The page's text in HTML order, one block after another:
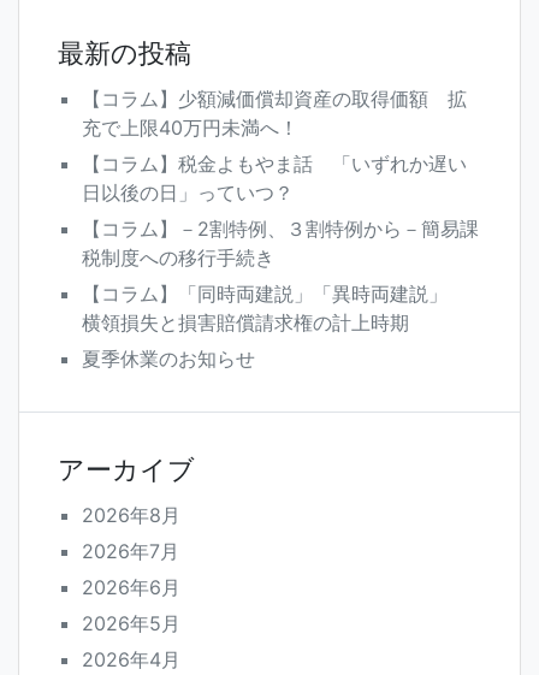
最新の投稿
【コラム】少額減価償却資産の取得価額 拡
充で上限40万円未満へ！
【コラム】税金よもやま話 「いずれか遅い
日以後の日」っていつ？
【コラム】－2割特例、３割特例から－簡易課
税制度への移行手続き
【コラム】「同時両建説」「異時両建説」
横領損失と損害賠償請求権の計上時期
夏季休業のお知らせ
アーカイブ
2026年8月
2026年7月
2026年6月
2026年5月
2026年4月